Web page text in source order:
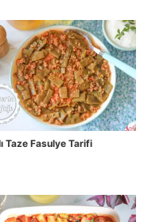
Taze Fasulye Tarifi